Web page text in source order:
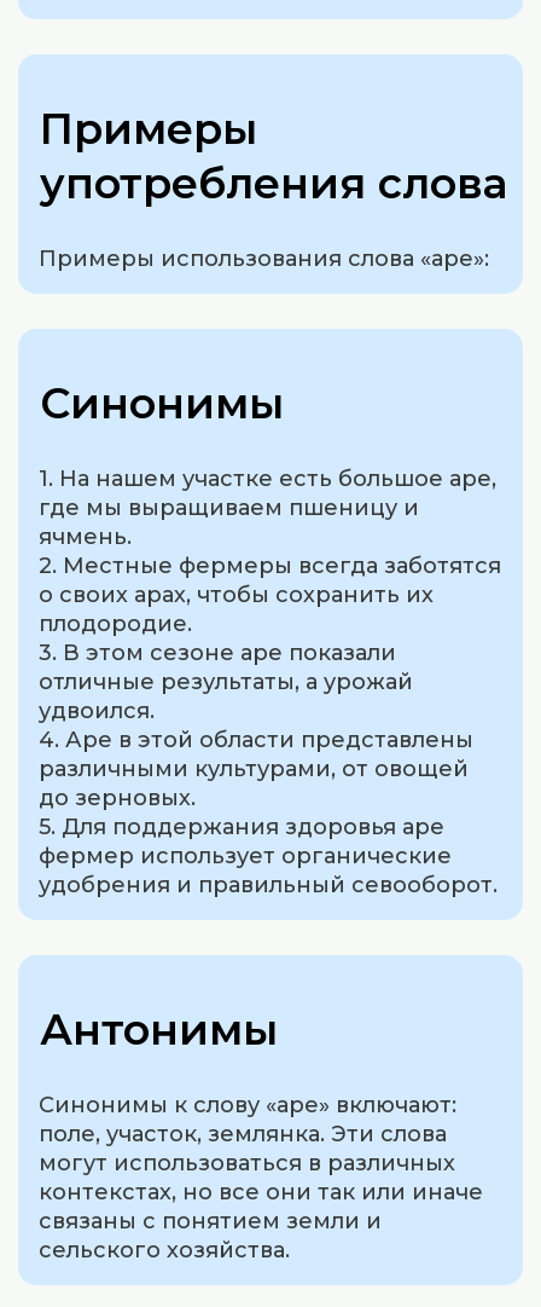
Примеры
употребления слова
Примеры использования слова «аре»:
Синонимы
1. На нашем участке есть большое аре,
где мы выращиваем пшеницу и
ячмень.
2. Местные фермеры всегда заботятся
о своих арах, чтобы сохранить их
плодородие.
3. В этом сезоне аре показали
отличные результаты, а урожай
удвоился.
4. Аре в этой области представлены
различными культурами, от овощей
до зерновых.
5. Для поддержания здоровья аре
фермер использует органические
удобрения и правильный севооборот.
Антонимы
Синонимы к слову «аре» включают:
поле, участок, землянка. Эти слова
могут использоваться в различных
контекстах, но все они так или иначе
связаны с понятием земли и
сельского хозяйства.